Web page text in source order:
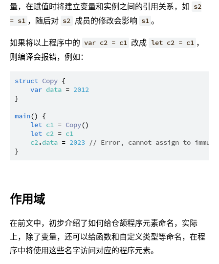
量，在赋值时将建立变量和实例之间的引用关系，如 s2
= s1 ，随后对 s2 成员的修改会影响 s1 。
如果将以上程序中的 var c2 = c1 改成 let c2 = c1 ，
则编译会报错，例如：
struct Copy {
var data = 2012
}
main() {
let c1 = Copy()
let c2 = c1
c2 .data = 2023 // Error, cannot assign to
作用域
在前文中，初步介绍了如何给仓颉程序元素命名，实际
上，除了变量，还可以给函数和自定义类型等命名，在程
序中将使用这些名字访问对应的程序元素。